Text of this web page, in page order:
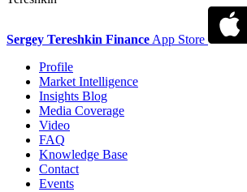
Sergey Tereshkin Finance App Store
Profile
Market Intelligence
Insights Blog
Media Coverage
Video
FAQ
Knowledge Base
Contact
Events